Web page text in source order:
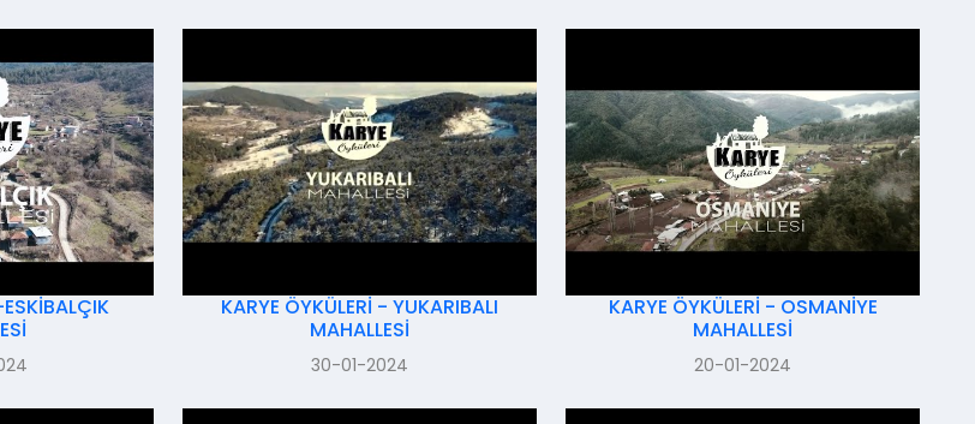
KARYE ÖYKÜLERİ - YUKARIBALI
MAHALLESİ
30-01-2024
KARYE ÖYKÜLERİ - OSMANİYE
MAHALLESİ
20-01-2024